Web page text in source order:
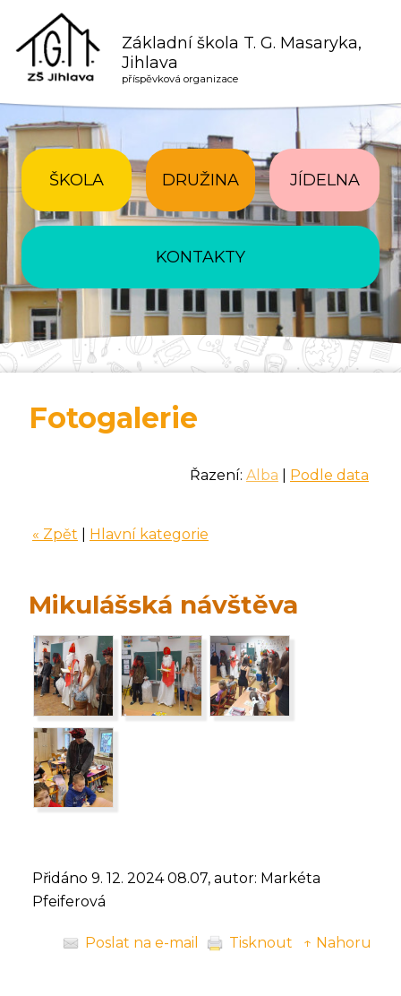
Základní škola T. G. Masaryka,
Jihlava
příspěvková organizace
ŠKOLA DRUŽINA JÍDELNA
KONTAKTY
Fotogalerie
Řazení: Alba Podle data
« Zpět Hlavní kategorie
Mikulášská návštěva
Přidáno 9. 12. 2024 08.07, autor: Markéta
Pfeiferová
Poslat na e-mail Tisknout ↑ Nahoru